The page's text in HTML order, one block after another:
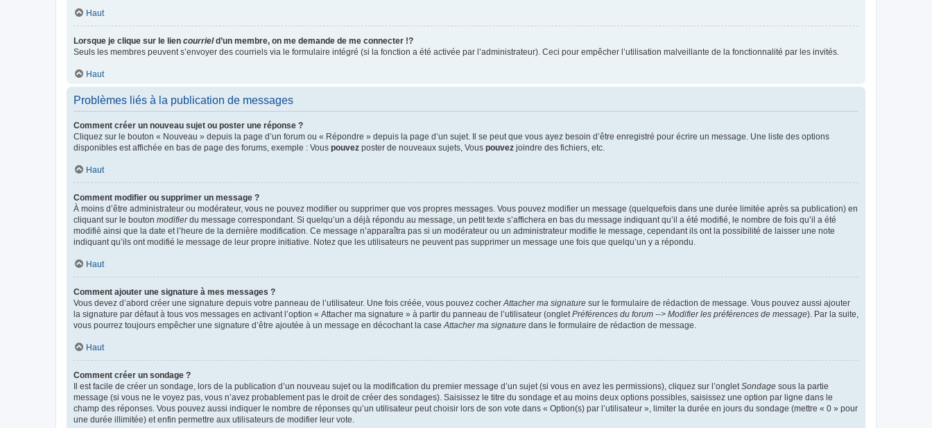
Haut
Lorsque je clique sur le lien courrield’un membre, on me demande de me connecter !?
Seuls les membres peuvent s’envoyer des courriels via le formulaire intégré (si la fonction a été activée par l’administrateur). Ceci pour empêcher l’utilisation malveillante de la fonctionnalité par les invités.
Haut
Problèmes liés à la publication de messages
Comment créer un nouveau sujet ou poster une réponse ?
Cliquez sur le bouton « Nouveau » depuis la page d’un forum ou « Répondre » depuis la page d’un sujet. Il se peut que vous ayez besoin d’être enregistré pour écrire un message. Une liste des options
disponibles est affichée en bas de page des forums, exemple : Vous pouvez poster de nouveaux sujets, Vous pouvez joindre des fichiers, etc.
Haut
Comment modifier ou supprimer un message ?
À moins d’être administrateur ou modérateur, vous ne pouvez modifier ou supprimer que vos propres messages. Vous pouvez modifier un message (quelquefois dans une durée limitée après sa publication) en
cliquant sur le bouton modifierdu message correspondant. Si quelqu’un a déjà répondu au message, un petit texte s’affichera en bas du message indiquant qu’il a été modifié, le nombre de fois qu’il a été
modifié ainsi que la date et l’heure de la dernière modification. Ce message n’apparaîtra pas si un modérateur ou un administrateur modifie le message, cependant ils ont la possibilité de laisser une note
indiquant qu’ils ont modifié le message de leur propre initiative. Notez que les utilisateurs ne peuvent pas supprimer un message une fois que quelqu’un y a répondu.
Haut
Comment ajouter une signature à mes messages ?
Vous devez d’abord créer une signature depuis votre panneau de l’utilisateur. Une fois créée, vous pouvez cocherAttacher ma signature sur le formulaire de rédaction de message. Vous pouvez aussi ajouter
la signature par défaut à tous vos messages en activant l’option « Attacher ma signature » à partir du panneau de l’utilisateur (ongletPréférences du forum --> Modifier les préférences de message). Par la suite,
vous pourrez toujours empêcher une signature d’être ajoutée à un message en décochant la caseAttacher ma signature dans le formulaire de rédaction de message.
Haut
Comment créer un sondage ?
Il est facile de créer un sondage, lors de la publication d’un nouveau sujet ou la modification du premier message d’un sujet (si vous en avez les permissions), cliquez sur l’ongletSondage sous la partie
message (si vous ne le voyez pas, vous n’avez probablement pas le droit de créer des sondages). Saisissez le titre du sondage et au moins deux options possibles, saisissez une option par ligne dans le
champ des réponses. Vous pouvez aussi indiquer le nombre de réponses qu’un utilisateur peut choisir lors de son vote dans « Option(s) par l’utilisateur », limiter la durée en jours du sondage (mettre « 0 » pour
une durée illimitée) et enfin permettre aux utilisateurs de modifier leur vote.